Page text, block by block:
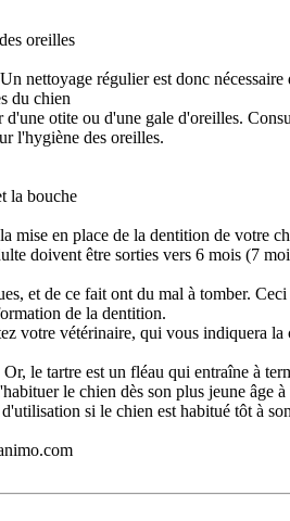
oreilles
régulier est donc
du chien
otite ou d'une gale d'oreilles.
l'hygiène des oreilles.
la bouche
mise en place de la dentition de votre
doivent être sorties vers 6 mois (7
et de ce fait ont du mal à tomber.
de la dentition.
votre vétérinaire, qui vous indiquera la
le tartre est un fléau qui entraîne à
le chien dès son plus jeune âge
si le chien est habitué tôt à